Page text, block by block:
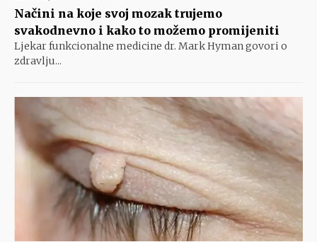
Načini na koje svoj mozak trujemo
svakodnevno i kako to možemo promijeniti
Ljekar funkcionalne medicine dr. Mark Hyman govori o
zdravlju...